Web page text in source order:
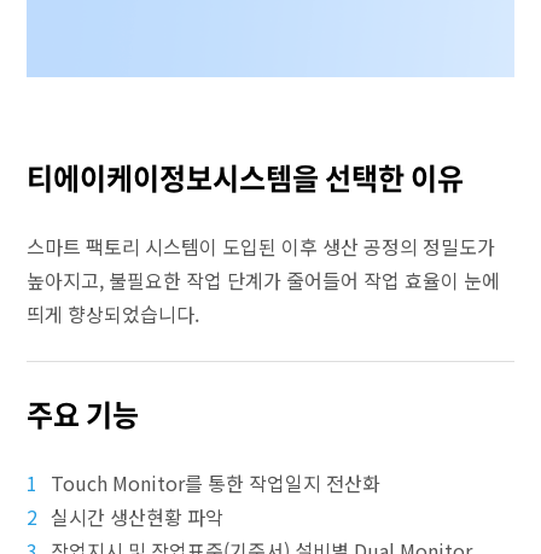
티에이케이정보시스템을 선택한 이유
스마트 팩토리 시스템이 도입된 이후 생산 공정의 정밀도가
높아지고, 불필요한 작업 단계가 줄어들어 작업 효율이 눈에
띄게 향상되었습니다.
주요 기능
1 Touch Monitor를 통한 작업일지 전산화
2 실시간 생산현황 파악